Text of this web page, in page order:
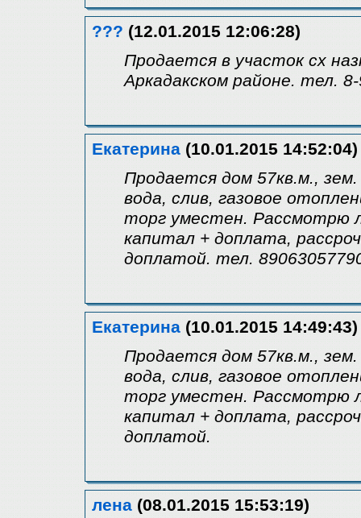
??? (12.01.2015 12:06:28)
Продается в участок сх
Аркадакском районе. тел.
Екатерина (10.01.2015 14:52:04)
Продается дом 57кв.м.,
вода, слив, газовое
торг уместен. Рассмотрю
капитал + доплата,
доплатой. тел.
Екатерина (10.01.2015 14:49:43)
Продается дом 57кв.м.,
вода, слив, газовое
торг уместен. Рассмотрю
капитал + доплата,
доплатой.
лена (08.01.2015 15:53:19)